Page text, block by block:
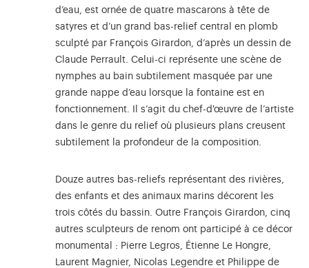
d’eau, est ornée de quatre mascarons à tête de
satyres et d’un grand bas-relief central en plomb
sculpté par François Girardon, d’après un dessin de
Claude Perrault. Celui-ci représente une scène de
nymphes au bain subtilement masquée par une
grande nappe d’eau lorsque la fontaine est en
fonctionnement. Il s’agit du chef-d'œuvre de l’artiste
dans le genre du relief où plusieurs plans creusent
subtilement la profondeur de la composition.
Douze autres bas-reliefs représentant des rivières,
des enfants et des animaux marins décorent les
trois côtés du bassin. Outre François Girardon, cinq
autres sculpteurs de renom ont participé à ce décor
monumental : Pierre Legros, Étienne Le Hongre,
Laurent Magnier, Nicolas Legendre et Philippe de